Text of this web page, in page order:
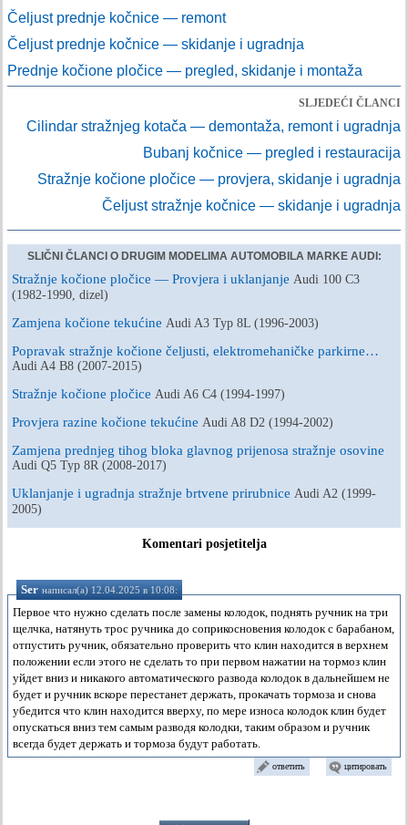
Čeljust prednje kočnice — remont
Čeljust prednje kočnice — skidanje i ugradnja
Prednje kočione pločice — pregled, skidanje i montaža
SLJEDEĆI ČLANCI
Cilindar stražnjeg kotača — demontaža, remont i ugradnja
Bubanj kočnice — pregled i restauracija
Stražnje kočione pločice — provjera, skidanje i ugradnja
Čeljust stražnje kočnice — skidanje i ugradnja
SLIČNI ČLANCI O DRUGIM MODELIMA AUTOMOBILA MARKE AUDI:
Stražnje kočione pločice — Provjera i uklanjanje Audi 100 C3
(1982-1990, dizel)
Zamjena kočione tekućine Audi A3 Typ 8L (1996-2003)
Popravak stražnje kočione čeljusti, elektromehaničke parkirne…
Audi A4 B8 (2007-2015)
Stražnje kočione pločice Audi A6 C4 (1994-1997)
Provjera razine kočione tekućine Audi A8 D2 (1994-2002)
Zamjena prednjeg tihog bloka glavnog prijenosa stražnje osovine
Audi Q5 Typ 8R (2008-2017)
Uklanjanje i ugradnja stražnje brtvene prirubnice Audi A2 (1999-
2005)
Komentari posjetitelja
Ser написал(а) 12.04.2025 в 10:08:
Первое что нужно сделать после замены колодок, поднять ручник на три
щелчка, натянуть трос ручника до соприкосновения колодок с барабаном,
отпустить ручник, обязательно проверить что клин находится в верхнем
положении если этого не сделать то при первом нажатии на тормоз клин
уйдет вниз и никакого автоматического развода колодок в дальнейшем не
будет и ручник вскоре перестанет держать, прокачать тормоза и снова
убедится что клин находится вверху, по мере износа колодок клин будет
опускаться вниз тем самым разводя колодки, таким образом и ручник
всегда будет держать и тормоза будут работать.
ответить цитировать